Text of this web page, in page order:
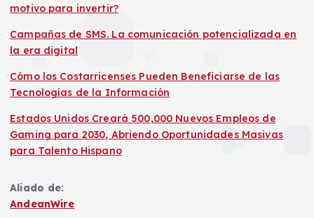
motivo para invertir?
Campañas de SMS. La comunicación potencializada en
la era digital
Cómo los Costarricenses Pueden Beneficiarse de las
Tecnologías de la Información
Estados Unidos Creará 500,000 Nuevos Empleos de
Gaming para 2030, Abriendo Oportunidades Masivas
para Talento Hispano
Aliado de:
AndeanWire